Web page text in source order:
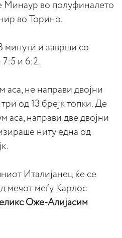
Минаур во полуфиналето
во Торино.
минути и заврши со
7:5 и 6:2.
не направи двојни
од 13 брејк топки. Де
аса, направи две двојни
ниту една од
Италијанец ќе се
мечот меѓу Карлос
Оже-Алијасим